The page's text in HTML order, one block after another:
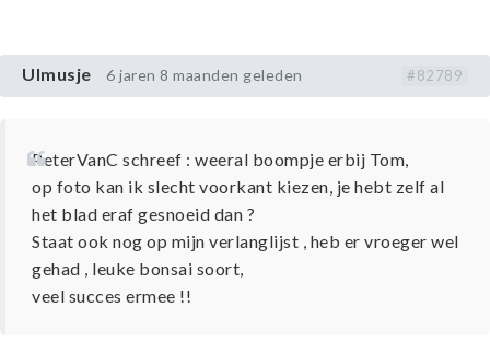
Ulmusje 6 jaren 8 maanden geleden #82789
PeterVanC schreef : weeral boompje erbij Tom,
op foto kan ik slecht voorkant kiezen, je hebt zelf al
het blad eraf gesnoeid dan ?
Staat ook nog op mijn verlanglijst , heb er vroeger wel
gehad , leuke bonsai soort,
veel succes ermee !!